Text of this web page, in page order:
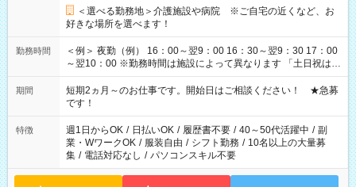
＜選べる勤務地＞介護施設や病院 ※ご自宅の近くなど、お
好きな場所を選べます！
勤務時間
＜例＞ 夜勤（例） 16：00～翌9：00 16：30～翌9：30 17：00
～翌10：00 ※勤務時間は施設によって異なります 「土日祝は休
みたい」 「しっかり稼ぎたい」 「もう少し遅い時間から始めた
い」など ご希望にあったお仕事をご案内いたします。 ※未経験
の方の場合は1～2ヶ月間は日中での仕事を経験いただき、 お
仕事に慣れてからの夜勤になります。 ★家庭の都合でお休みが
必要な場合も遠慮なくご相談ください。
期間
短期2ヵ月～のお仕事です。開始日はご相談ください！ ★急募
です！
特徴 週1日からOK / 日払いOK / 履歴書不要 / 40～50代活躍中 / 副
業・WワークOK / 服装自由 / シフト勤務 / 10名以上の大量募
集 / 電話対応なし / パソコンスキル不要